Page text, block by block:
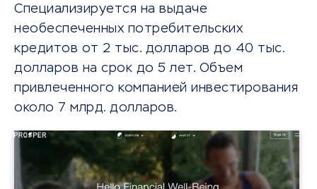
Специализируется на выдаче
необеспеченных потребительских
кредитов от 2 тыс. долларов до 40 тыс.
долларов на срок до 5 лет. Объем
привлеченного компанией инвестирования
около 7 млрд. долларов.